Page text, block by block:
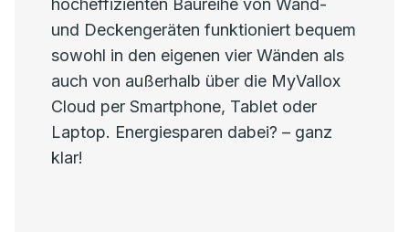
hocheffizienten Baureihe von Wand-
und Deckengeräten funktioniert bequem
sowohl in den eigenen vier Wänden als
auch von außerhalb über die MyVallox
Cloud per Smartphone, Tablet oder
Laptop. Energiesparen dabei? – ganz
klar!